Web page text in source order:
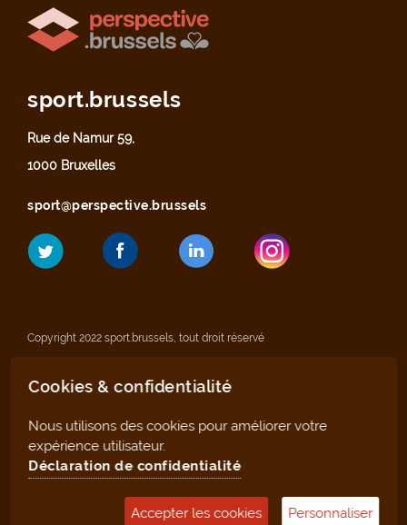
sport.brussels
Rue de Namur 59,
1000 Bruxelles
sport@perspective.brussels
Copyright 2022 sport.brussels, tout droit réservé
Mentions légales
Déclaration de confidentialité
Plan du site
Cookies & confidentialité
Nous utilisons des cookies pour améliorer votre
expérience utilisateur.
Déclaration de confidentialité
Accepter les cookies Personnaliser